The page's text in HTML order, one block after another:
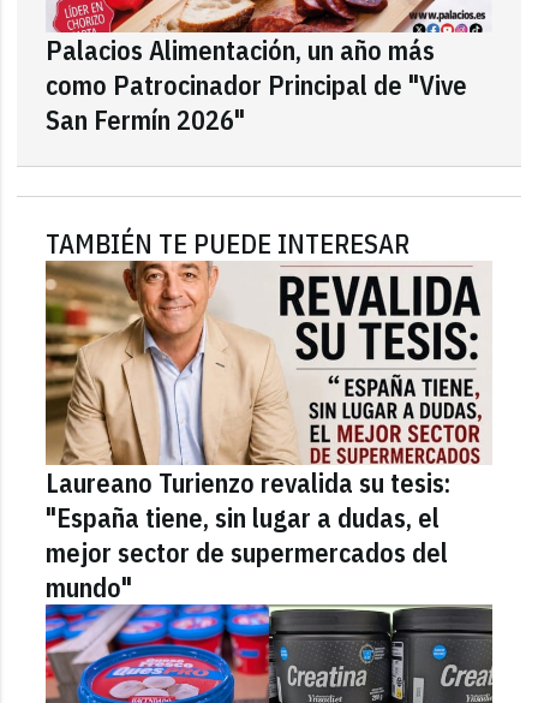
Palacios Alimentación, un año más
como Patrocinador Principal de "Vive
San Fermín 2026"
TAMBIÉN TE PUEDE INTERESAR
Laureano Turienzo revalida su tesis:
"España tiene, sin lugar a dudas, el
mejor sector de supermercados del
mundo"